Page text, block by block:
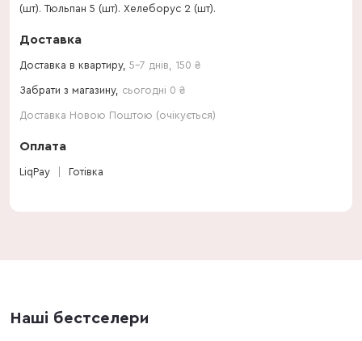
(шт). Тюльпан 5 (шт). Хелеборус 2 (шт).
Доставка
Доставка в квартиру, 5-7 днів 150 ₴
Забрати з магазину, сьогодні 0 ₴
Доставка Новою Поштою (очікується)
Оплата
LiqPay Готівка
Наші бестселери